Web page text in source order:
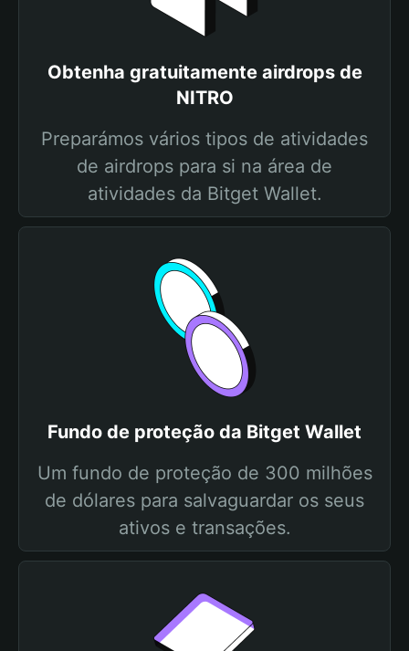
Obtenha gratuitamente airdrops de
NITRO
Preparámos vários tipos de atividades
de airdrops para si na área de
atividades da Bitget Wallet.
Fundo de proteção da Bitget Wallet
Um fundo de proteção de 300 milhões
de dólares para salvaguardar os seus
ativos e transações.